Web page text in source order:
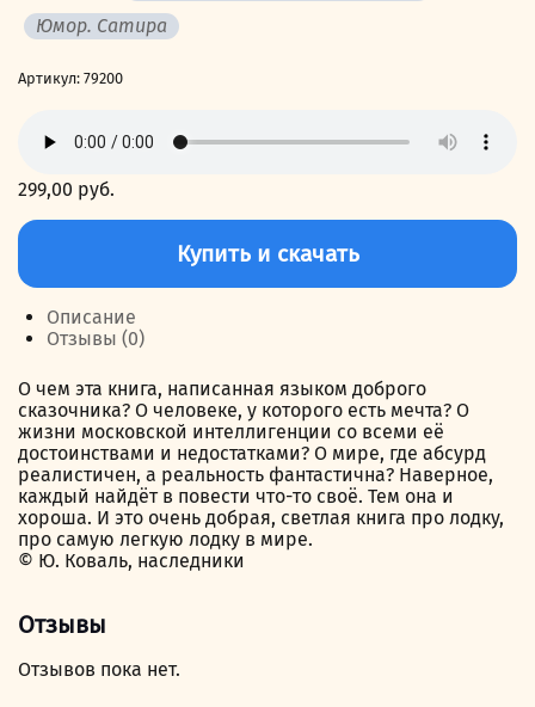
Юмор. Сатира
Артикул: 79200
299,00 руб.
Количество
Самая
лёгкая
лодка
в
Купить и скачать
Описание
Отзывы (0)
О чем эта книга, написанная языком доброго
сказочника? О человеке, у которого есть мечта? О
жизни московской интеллигенции со всеми её
достоинствами и недостатками? О мире, где абсурд
реалистичен, а реальность фантастична? Наверное,
каждый найдёт в повести что-то своё. Тем она и
хороша. И это очень добрая, светлая книга про лодку,
про самую легкую лодку в мире.
© Ю. Коваль, наследники
Отзывы
Отзывов пока нет.